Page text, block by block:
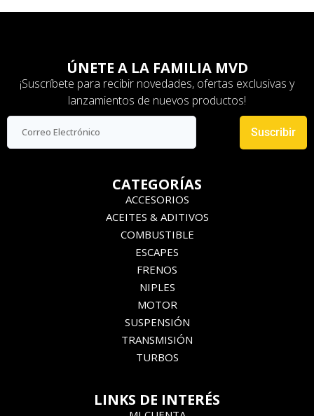
ÚNETE A LA FAMILIA MVD
¡Suscríbete para recibir novedades, ofertas exclusivas y
lanzamientos de nuevos productos!
Suscribir
CATEGORÍAS
ACCESORIOS
ACEITES & ADITIVOS
COMBUSTIBLE
ESCAPES
FRENOS
NIPLES
MOTOR
SUSPENSIÓN
TRANSMISIÓN
TURBOS
LINKS DE INTERÉS